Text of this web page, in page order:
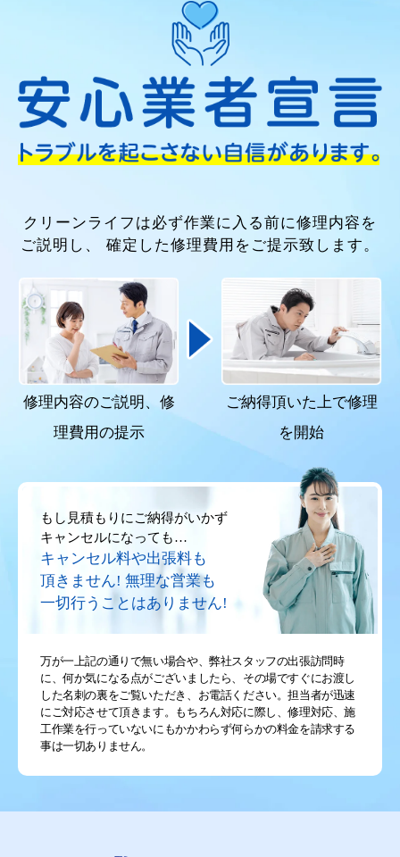
クリーンライフは必ず作業に入る前に修理内容を
ご説明し、
確定した修理費用をご提示致します。
修理内容のご説明、 修
理費用の提示
ご納得頂いた上で修理
を開始
もし見積もりにご納得がいかず
キャンセルになっても…
キャンセル料や出張料も
頂きません! 無理な営業も
一切行うことはありません!
万が一上記の通りで無い場合や、弊社スタッフの出張訪問時
に、何か気になる点がございましたら、その場ですぐにお渡し
した名刺の裏をご覧いただき、お電話ください。担当者が迅速
にご対応させて頂きます。もちろん対応に際し、修理対応、施
工作業を行っていないにもかかわらず何らかの料金を請求する
事は一切ありません。